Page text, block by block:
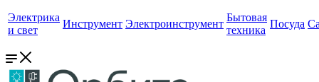
Электрика
и свет
Инструмент Электроинструмент
Бытовая
техника
Посуда